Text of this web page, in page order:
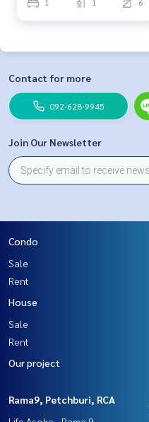
Contact for more
092-628-9945
Join Our Newsletter
Condo
Sale
Rent
House
Sale
Rent
Our project
Rama9, Petchburi, RCA